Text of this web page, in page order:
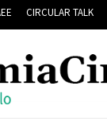
CIRCULAR TALK